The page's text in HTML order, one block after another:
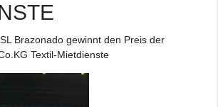
Brazonado gewinnt den Preis der
Textil-Mietdienste